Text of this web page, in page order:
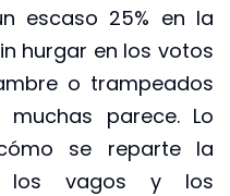
escaso 25% en la
hurgar en los votos
o trampeados
parece. Lo
se reparte la
los vagos y los